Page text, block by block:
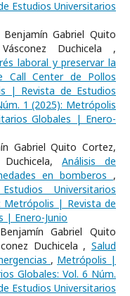
Estudios Universitarios
Gabriel Quito
Duchicela ,
laboral y preservar la
Call Center de Pollos
| Revista de Estudios
1 (2025): Metrópolis
Globales | Enero-
Gabriel Quito Cortez,
Análisis de
en bomberos ,
Universitarios
Metrópolis | Revista de
| Enero-Junio
Gabriel Quito
Duchicela , Salud
, Metrópolis |
Globales: Vol. 6 Núm.
Estudios Universitarios